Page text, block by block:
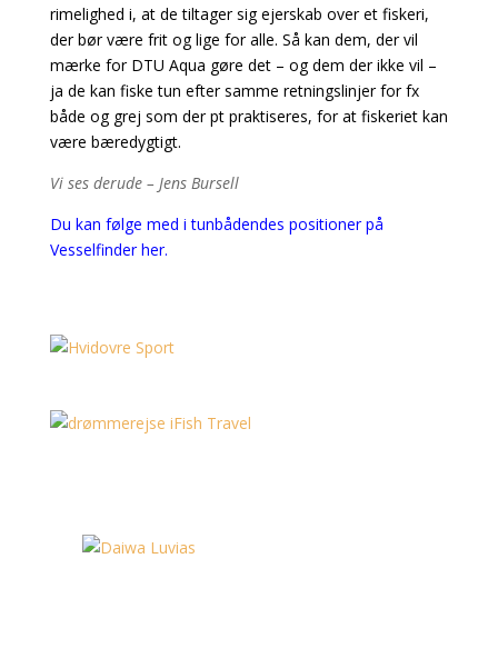
rimelighed i, at de tiltager sig ejerskab over et fiskeri,
der bør være frit og lige for alle. Så kan dem, der vil
mærke for DTU Aqua gøre det – og dem der ikke vil –
ja de kan fiske tun efter samme retningslinjer for fx
både og grej som der pt praktiseres, for at fiskeriet kan
være bæredygtigt.
Vi ses derude – Jens Bursell
Du kan følge med i tunbådendes positioner på
Vesselfinder her.